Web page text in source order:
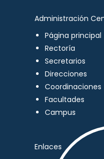
Administración
Página principal
Rectoría
Secretarios
Direcciones
Coordinaciones
Facultades
Campus
Enlaces